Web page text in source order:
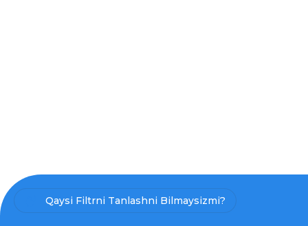
Qaysi Filtrni Tanlashni Bilmaysizmi?